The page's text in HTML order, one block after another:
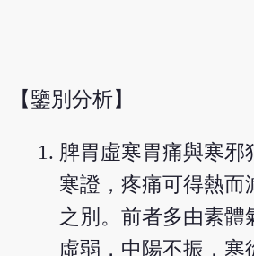
【鑒別分析】
脾胃虛寒胃痛與寒邪
寒證，疼痛可得熱而
之別。前者多由素體
虛弱，中陽不振，寒